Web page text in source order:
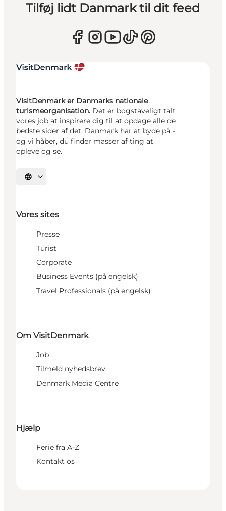
Tilføj lidt Danmark til dit feed
VisitDenmark er Danmarks nationale
turismeorganisation. Det er bogstaveligt talt
vores job at inspirere dig til at opdage alle de
bedste sider af det, Danmark har at byde på -
og vi håber, du finder masser af ting at
opleve og se.
Vælg sprog
Vores sites
Presse
Turist
Corporate
Business Events (på engelsk)
Travel Professionals (på engelsk)
Om VisitDenmark
Job
Tilmeld nyhedsbrev
Denmark Media Centre
Hjælp
Ferie fra A-Z
Kontakt os